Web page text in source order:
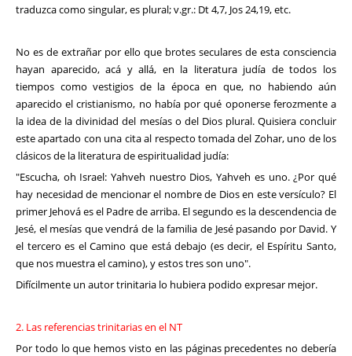
traduzca como singular, es plural; v.gr.: Dt 4,7, Jos 24,19, etc.
No es de extrañar por ello que brotes seculares de esta consciencia
hayan aparecido, acá y allá, en la literatura judía de todos los
tiempos como vestigios de la época en que, no habiendo aún
aparecido el cristianismo, no había por qué oponerse ferozmente a
la idea de la divinidad del mesías o del Dios plural. Quisiera concluir
este apartado con una cita al respecto tomada del Zohar, uno de los
clásicos de la literatura de espiritualidad judía:
"Escucha, oh Israel: Yahveh nuestro Dios, Yahveh es uno. ¿Por qué
hay necesidad de mencionar el nombre de Dios en este versículo? El
primer Jehová es el Padre de arriba. El segundo es la descendencia de
Jesé, el mesías que vendrá de la familia de Jesé pasando por David. Y
el tercero es el Camino que está debajo (es decir, el Espíritu Santo,
que nos muestra el camino), y estos tres son uno".
Difícilmente un autor trinitaria lo hubiera podido expresar mejor.
2. Las referencias trinitarias en el NT
Por todo lo que hemos visto en las páginas precedentes no debería